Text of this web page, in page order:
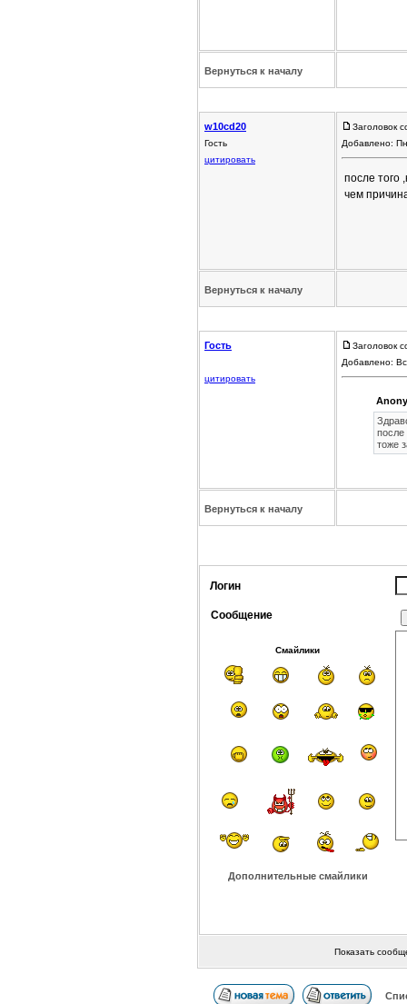
Вернуться к началу
w10cd20
Гость
цитировать
Заголовок
Добавлено:
после того
чем
Вернуться к началу
Гость
цитировать
Заголовок
Добавлено:
после
тоже
Вернуться к началу
Логин
Сообщение
Смайлики
Дополнительные смайлики
Показать